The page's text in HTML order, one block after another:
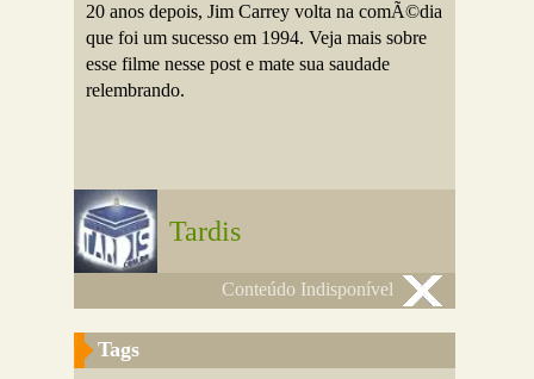
20 anos depois, Jim Carrey volta na comÃ©dia
que foi um sucesso em 1994. Veja mais sobre
esse filme nesse post e mate sua saudade
relembrando.
Tardis
Conteúdo Indisponível
Tags